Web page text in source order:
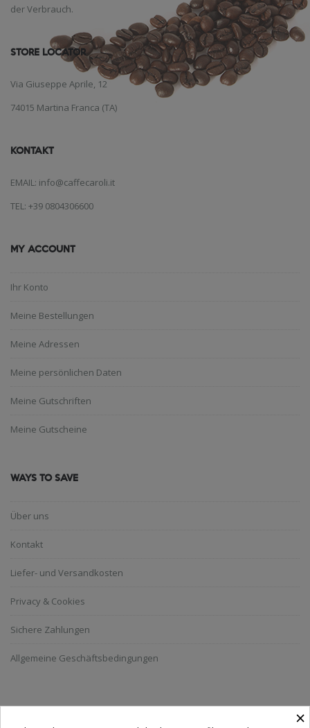
der Verbrauch.
STORE LOCATOR
Via Giuseppe Aprile, 12
74015 Martina Franca (TA)
KONTAKT
EMAIL: info@caffecaroli.it
TEL: +39 0804306600
MY ACCOUNT
Ihr Konto
Meine Bestellungen
Meine Adressen
Meine persönlichen Daten
Meine Gutschriften
Meine Gutscheine
WAYS TO SAVE
Über uns
Kontakt
Liefer- und Versandkosten
Privacy & Cookies
Sichere Zahlungen
Allgemeine Geschäftsbedingungen
NEWSLETTER ABONNIEREN ×